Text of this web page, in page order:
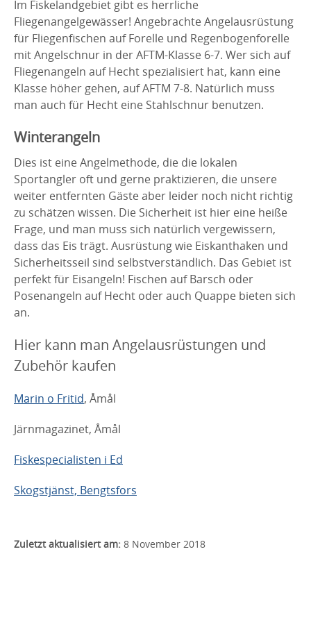
Im Fiskelandgebiet gibt es herrliche
Fliegenangelgewässer! Angebrachte Angelausrüstung
für Fliegenfischen auf Forelle und Regenbogenforelle
mit Angelschnur in der AFTM-Klasse 6-7. Wer sich auf
Fliegenangeln auf Hecht spezialisiert hat, kann eine
Klasse höher gehen, auf AFTM 7-8. Natürlich muss
man auch für Hecht eine Stahlschnur benutzen.
Winterangeln
Dies ist eine Angelmethode, die die lokalen
Sportangler oft und gerne praktizieren, die unsere
weiter entfernten Gäste aber leider noch nicht richtig
zu schätzen wissen. Die Sicherheit ist hier eine heiße
Frage, und man muss sich natürlich vergewissern,
dass das Eis trägt. Ausrüstung wie Eiskanthaken und
Sicherheitsseil sind selbstverständlich. Das Gebiet ist
perfekt für Eisangeln! Fischen auf Barsch oder
Posenangeln auf Hecht oder auch Quappe bieten sich
an.
Hier kann man Angelausrüstungen und
Zubehör kaufen
Marin o Fritid, Åmål
Järnmagazinet, Åmål
Fiskespecialisten i Ed
Skogstjänst, Bengtsfors
Zuletzt aktualisiert am: 8 November 2018